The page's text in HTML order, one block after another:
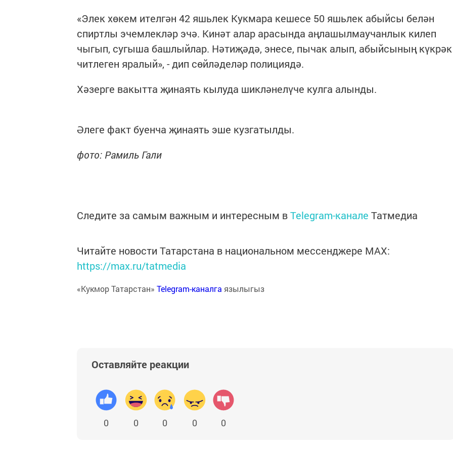
«Элек хөкем ителгән 42 яшьлек Кукмара кешесе 50 яшьлек абыйсы белән
спиртлы эчемлекләр эчә. Кинәт алар арасында аңлашылмаучанлык килеп
чыгып, сугыша башлыйлар. Нәтиҗәдә, энесе, пычак алып, абыйсының күкрәк
читлеген яралый», - дип сөйләделәр полициядә.
Хәзерге вакытта җинаять кылуда шикләнелүче кулга алынды.
Әлеге факт буенча җинаять эше кузгатылды.
фото: Рамиль Гали
Следите за самым важным и интересным вTelegram-канале Татмедиа
Читайте новости Татарстана в национальном мессенджере MАХ:
https://max.ru/tatmedia
«Кукмор Татарстан» Telegram-каналга язылыгыз
Оставляйте реакции
0 0 0 0 0